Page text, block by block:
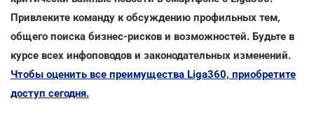
Привлеките команду к обсуждению профильных тем,
общего поиска бизнес-рисков и возможностей. Будьте в
курсе всех инфоповодов и законодательных изменений.
Чтобы оценить все преимущества Liga360, приобретите
доступ сегодня.